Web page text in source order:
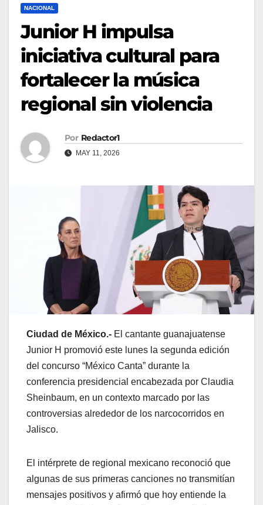
NACIONAL
Junior H impulsa
iniciativa cultural para
fortalecer la música
regional sin violencia
Por Redactor1
MAY 11, 2026
Ciudad de México.- El cantante guanajuatense
Junior H promovió este lunes la segunda edición
del concurso “México Canta” durante la
conferencia presidencial encabezada por Claudia
Sheinbaum, en un contexto marcado por las
controversias alrededor de los narcocorridos en
Jalisco.
El intérprete de regional mexicano reconoció que
algunas de sus primeras canciones no transmitían
mensajes positivos y afirmó que hoy entiende la